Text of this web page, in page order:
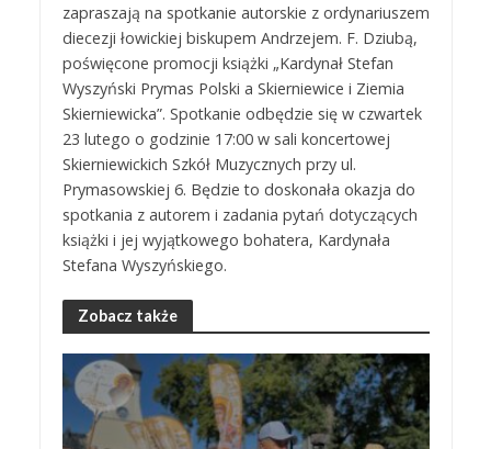
zapraszają na spotkanie autorskie z ordynariuszem
diecezji łowickiej biskupem Andrzejem. F. Dziubą,
poświęcone promocji książki „Kardynał Stefan
Wyszyński Prymas Polski a Skierniewice i Ziemia
Skierniewicka”. Spotkanie odbędzie się w czwartek
23 lutego o godzinie 17:00 w sali koncertowej
Skierniewickich Szkół Muzycznych przy ul.
Prymasowskiej 6. Będzie to doskonała okazja do
spotkania z autorem i zadania pytań dotyczących
książki i jej wyjątkowego bohatera, Kardynała
Stefana Wyszyńskiego.
Zobacz także